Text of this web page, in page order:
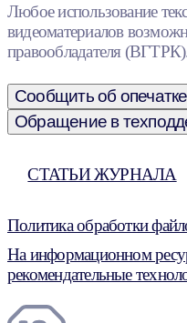
Любое использование
видеоматериалов
правообладателя
Сообщить об опечатке
Обращение в
СТАТЬИ ЖУРНАЛА
Политика обработки
На информационном
рекомендательные